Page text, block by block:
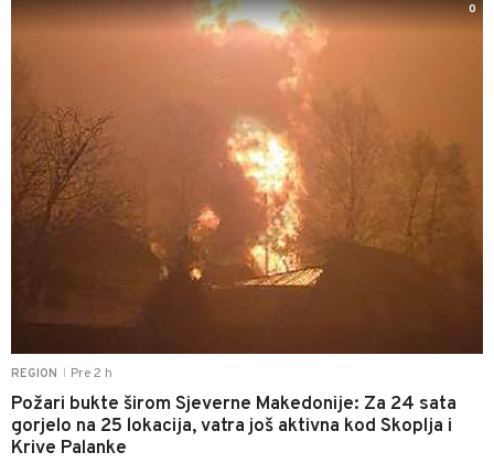
REGION Pre 2 h
Požari bukte širom Sjeverne Makedonije: Za 24 sata
gorjelo na 25 lokacija, vatra još aktivna kod Skoplja i
Krive Palanke
0